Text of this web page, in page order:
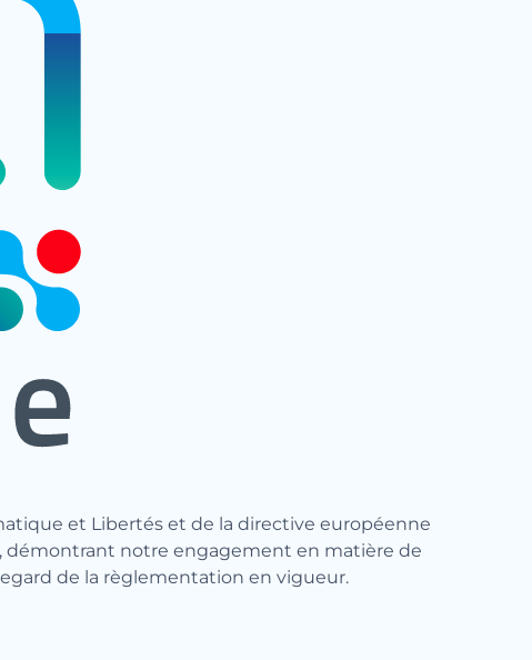
et Libertés et de la directive européenne
démontrant notre engagement en matière de
de la règlementation en vigueur.